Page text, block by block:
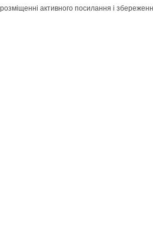
розміщенні активного посилання і